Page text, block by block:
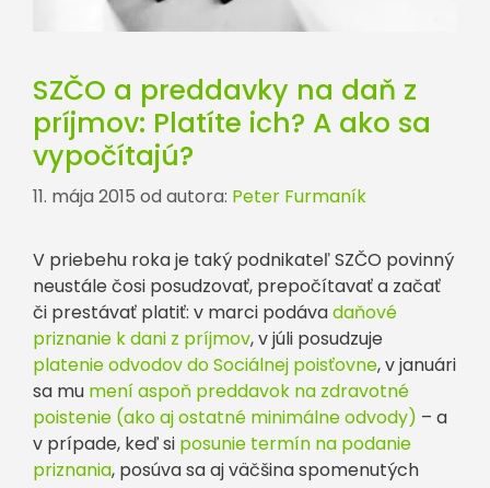
SZČO a preddavky na daň z
príjmov: Platíte ich? A ako sa
vypočítajú?
11. mája 2015 od autora: Peter Furmaník
V priebehu roka je taký podnikateľ SZČO povinný
neustále čosi posudzovať, prepočítavať a začať
či prestávať platiť: v marci podávadaňové
priznanie k dani z príjmov, v júli posudzuje
platenie odvodov do Sociálnej poisťovne, v januári
sa mu mení aspoň preddavok na zdravotné
poistenie (ako aj ostatné minimálne odvody) – a
v prípade, keď si posunie termín na podanie
priznania, posúva sa aj väčšina spomenutých